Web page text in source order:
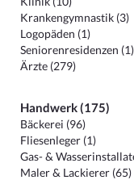
Krankengymnastik (3)
Logopäden (1)
Seniorenresidenzen (1)
Ärzte (279)
Handwerk (175)
Bäckerei (96)
Fliesenleger (1)
Gas- &
Maler & Lackierer (65)